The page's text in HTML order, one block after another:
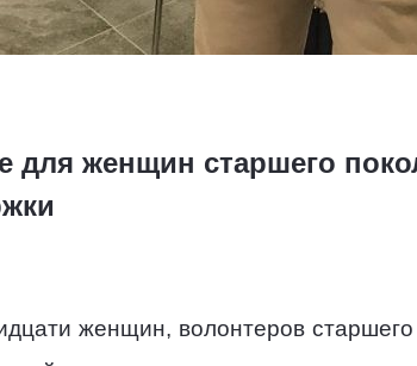
для женщин старшего
женщин, волонтеров